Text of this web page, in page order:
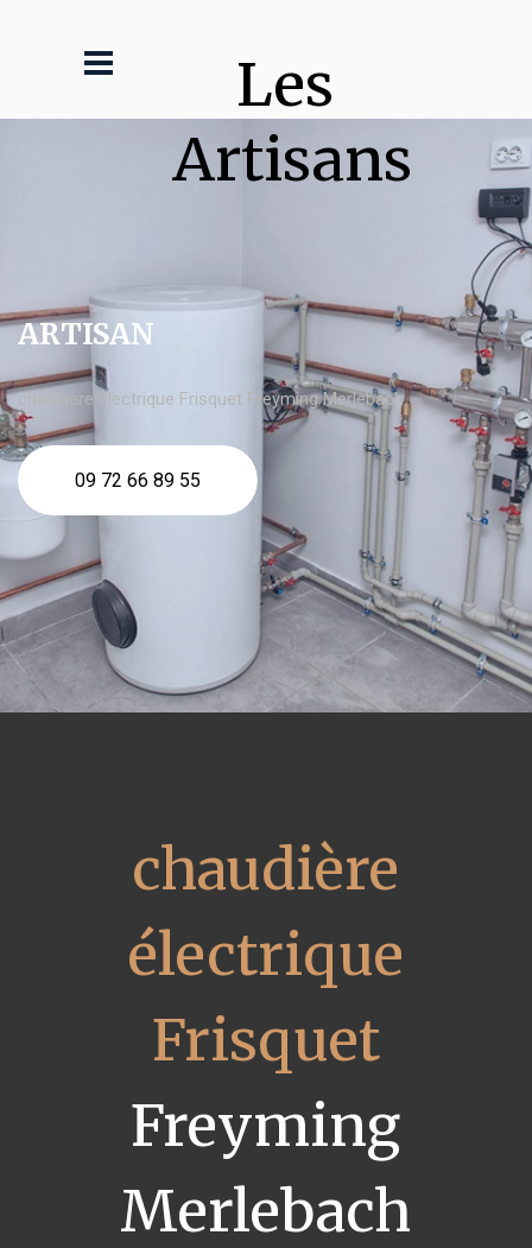
Les
Artisans
ARTISAN
chaudière électrique Frisquet Freyming Merlebach
09 72 66 89 55
chaudière
électrique
Frisquet
Freyming
Merlebach